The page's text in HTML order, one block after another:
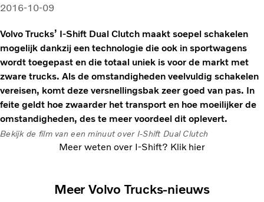
Services
Nieuws
Over ons
2016-10-09
Volvo Trucks’ I-Shift Dual Clutch maakt soepel schakelen
mogelijk dankzij een technologie die ook in sportwagens
wordt toegepast en die totaal uniek is voor de markt met
zware trucks. Als de omstandigheden veelvuldig schakelen
vereisen, komt deze versnellingsbak zeer goed van pas. In
feite geldt hoe zwaarder het transport en hoe moeilijker de
omstandigheden, des te meer voordeel dit oplevert.
Bekijk de film van een minuut over I-Shift Dual Clutch
Meer weten over I-Shift? Klik hier
Meer Volvo Trucks-nieuws